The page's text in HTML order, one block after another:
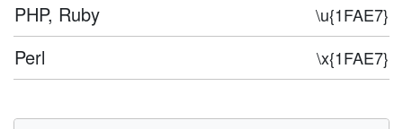
PHP, Ruby \u{1FAE7}
Perl \x{1FAE7}